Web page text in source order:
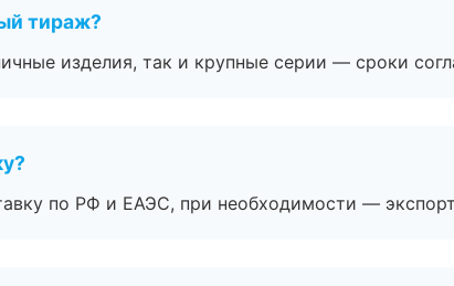
тираж?
изделия, так и крупные серии — сроки
по РФ и ЕАЭС, при необходимости —